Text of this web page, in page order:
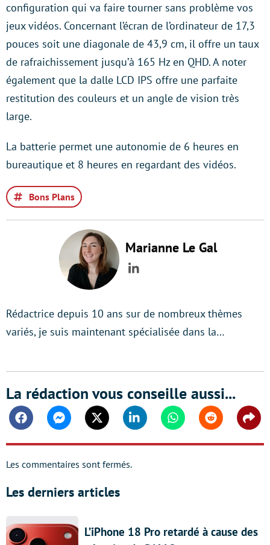
configuration qui va faire tourner sans problème vos
jeux vidéos. Concernant l’écran de l’ordinateur de 17,3
pouces soit une diagonale de 43,9 cm, il offre un taux
de rafraichissement jusqu’à 165 Hz en QHD. A noter
également que la dalle LCD IPS offre une parfaite
restitution des couleurs et un angle de vision très
large.
La batterie permet une autonomie de 6 heures en
bureautique et 8 heures en regardant des vidéos.
Bons Plans
Marianne Le Gal
LinkedIn
Rédactrice depuis 10 ans sur de nombreux thèmes
variés, je suis maintenant spécialisée dans la…
La rédaction vous conseille aussi...
FacebookMessengerTwitter Linkedin WhatsappReddit
Les commentaires sont fermés.
Les derniers articles
L’iPhone 18 Pro retardé à cause des